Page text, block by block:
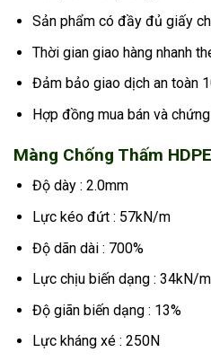
Sản phẩm có đầy đủ giấy
Thời gian giao hàng nhanh
Đảm bảo giao dịch an toàn
Hợp đồng mua bán và
Màng Chống Thấm
Độ dày : 2.0mm
Lực kéo đứt : 57kN/m
Độ dãn dài : 700%
Lực chịu biến dạng : 34kN/m
Độ giãn biến dạng : 13%
Lực kháng xé : 250N